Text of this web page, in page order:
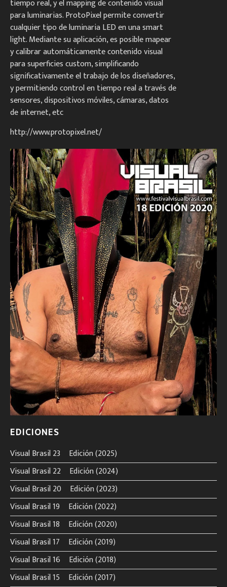
tiempo real, y el mapping de contenido visual
para luminarias. ProtoPixel permite convertir
cualquier tipo de luminaria LED en una smart
light. Mediante su aplicación, es posible mapear
y calibrar automáticamente contenido visual
para superficies custom, simplificando
significativamente el trabajo de los diseñadores,
y permitiendo control en tiempo real a través de
sensores, dispositivos móviles, cámaras, datos
de internet, etc
http://www.protopixel.net/
EDICIONES
Visual Brasil 23º Edición (2025)
Visual Brasil 22º Edición (2024)
Visual Brasil 20º Edición (2023)
Visual Brasil 19º Edición (2022)
Visual Brasil 18º Edición (2020)
Visual Brasil 17º Edición (2019)
Visual Brasil 16º Edición (2018)
Visual Brasil 15º Edición (2017)